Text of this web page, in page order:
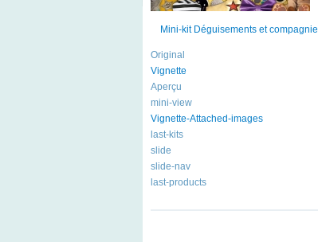
Mini-kit Déguisements et compagnie
Original
Vignette
Aperçu
mini-view
Vignette-Attached-images
last-kits
slide
slide-nav
last-products